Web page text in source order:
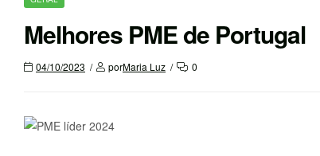
Melhores PME de Portugal
04/10/2023 porMaria Luz 0